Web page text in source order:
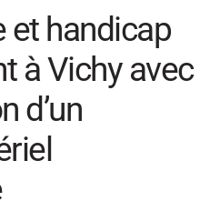
et handicap
à Vichy avec
d’un